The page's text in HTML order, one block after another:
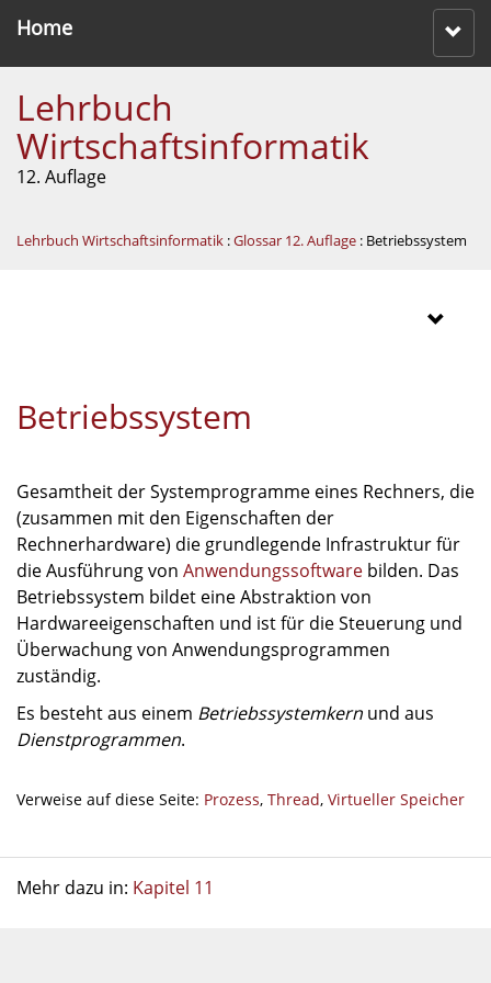
Home
Lehrbuch
Wirtschaftsinformatik
12. Auflage
Lehrbuch Wirtschaftsinformatik :Glossar 12. Auflage : Betriebssystem
Betriebssystem
Gesamtheit der Systemprogramme eines Rechners, die
(zusammen mit den Eigenschaften der
Rechnerhardware) die grundlegende Infrastruktur für
die Ausführung von Anwendungssoftware bilden. Das
Betriebssystem bildet eine Abstraktion von
Hardwareeigenschaften und ist für die Steuerung und
Überwachung von Anwendungsprogrammen
zuständig.
Es besteht aus einem Betriebssystemkern und aus
Dienstprogrammen.
Verweise auf diese Seite: Prozess, Thread, Virtueller Speicher
Mehr dazu in: Kapitel 11